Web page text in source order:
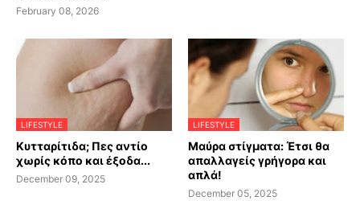
February 08, 2026
LIFESTYLE
Κυτταρίτιδα; Πες αντίο
χωρίς κόπο και έξοδα...
December 09, 2025
LIFESTYLE
Μαύρα στίγματα: Έτσι θα
απαλλαγείς γρήγορα και
απλά!
December 05, 2025